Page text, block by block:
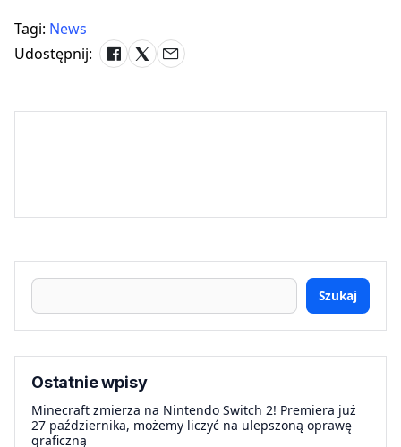
Tagi: News
Udostępnij:
Szukaj
Ostatnie wpisy
Minecraft zmierza na Nintendo Switch 2! Premiera już
27 października, możemy liczyć na ulepszoną oprawę
graficzną